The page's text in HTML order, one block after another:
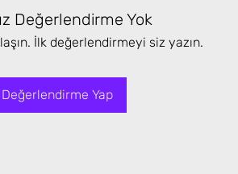
Değerlendirme Yok
İlk değerlendirmeyi siz yazın.
Değerlendirme Yap